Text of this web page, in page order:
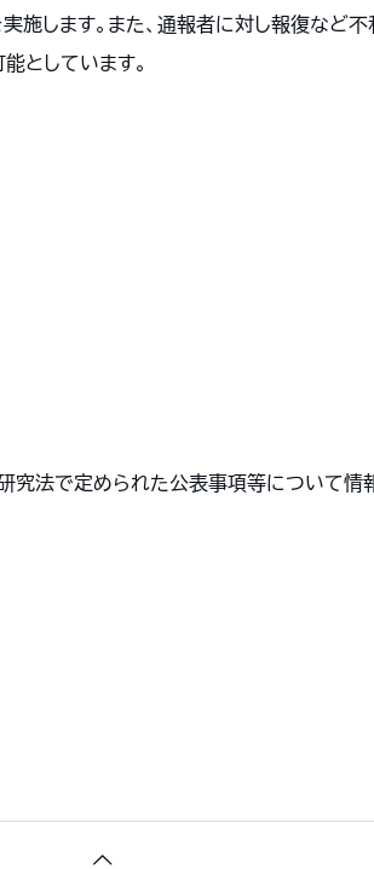
します。また、通報者に対し報復など不
としています。
究法で定められた公表事項等について情